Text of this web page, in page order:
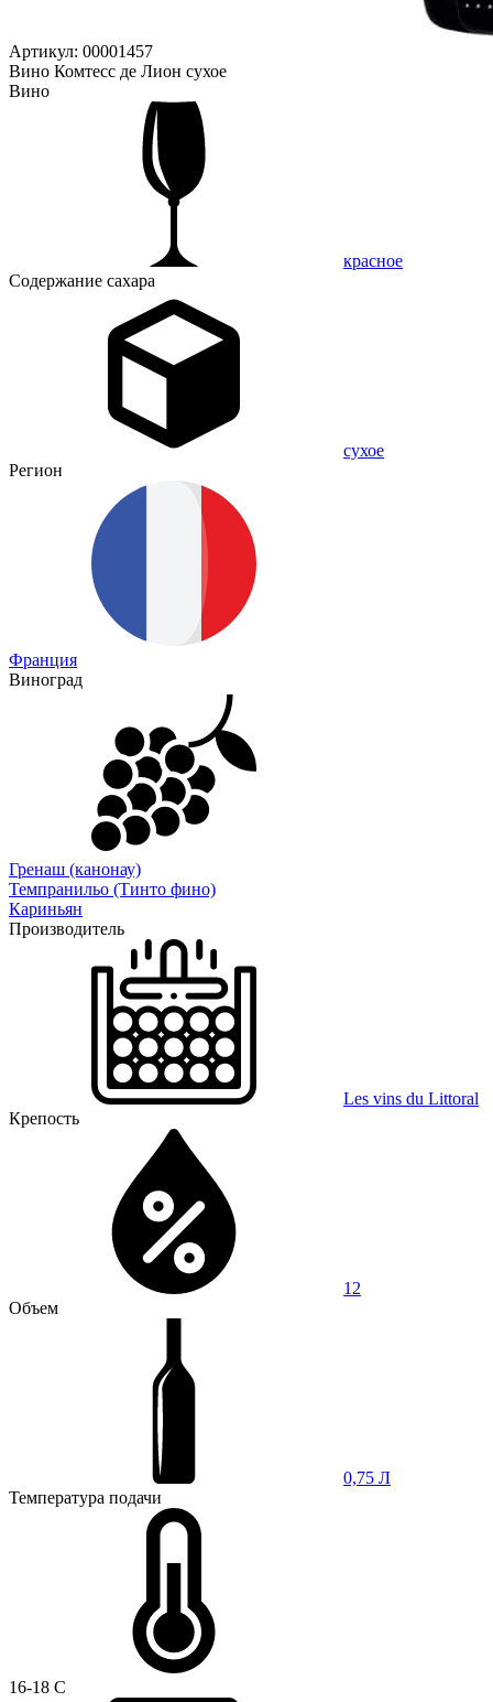
Артикул: 00001457
Вино Комтесс де Лион сухое
Вино
красное
Содержание сахара
сухое
Регион
Франция
Виноград
Гренаш (канонау)
Темпранильо (Тинто фино)
Кариньян
Производитель
Les vins du Littoral
Крепость
12
Объем
0,75 Л
Температура подачи
16-18 C